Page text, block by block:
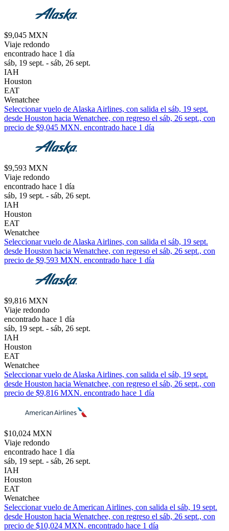
$9,045 MXN
Viaje redondo
encontrado hace 1 día
sáb, 19 sept. - sáb, 26 sept.
IAH
Houston
EAT
Wenatchee
Seleccionar vuelo de Alaska Airlines, con salida el sáb, 19 sept.
desde Houston hacia Wenatchee, con regreso el sáb, 26 sept., con
precio de $9,045 MXN. encontrado hace 1 día
$9,593 MXN
Viaje redondo
encontrado hace 1 día
sáb, 19 sept. - sáb, 26 sept.
IAH
Houston
EAT
Wenatchee
Seleccionar vuelo de Alaska Airlines, con salida el sáb, 19 sept.
desde Houston hacia Wenatchee, con regreso el sáb, 26 sept., con
precio de $9,593 MXN. encontrado hace 1 día
$9,816 MXN
Viaje redondo
encontrado hace 1 día
sáb, 19 sept. - sáb, 26 sept.
IAH
Houston
EAT
Wenatchee
Seleccionar vuelo de Alaska Airlines, con salida el sáb, 19 sept.
desde Houston hacia Wenatchee, con regreso el sáb, 26 sept., con
precio de $9,816 MXN. encontrado hace 1 día
$10,024 MXN
Viaje redondo
encontrado hace 1 día
sáb, 19 sept. - sáb, 26 sept.
IAH
Houston
EAT
Wenatchee
Seleccionar vuelo de American Airlines, con salida el sáb, 19 sept.
desde Houston hacia Wenatchee, con regreso el sáb, 26 sept., con
precio de $10,024 MXN. encontrado hace 1 día